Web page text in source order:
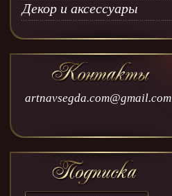
Декор и аксессуары
artnavsegda.com@gmail.com